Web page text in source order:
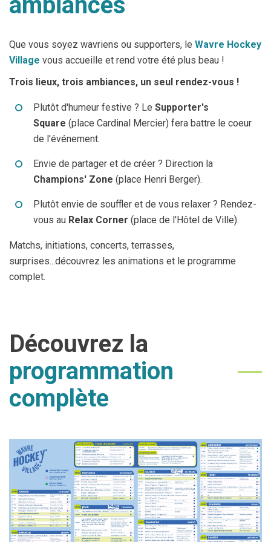
Que vous soyez wavriens ou supporters, le Wavre Hockey
Village vous accueille et rend votre été plus beau !
Trois lieux, trois ambiances, un seul rendez-vous !
Plutôt d'humeur festive ? Le Supporter's
Square (place Cardinal Mercier) fera battre le coeur
de l'événement.
Envie de partager et de créer ? Direction la
Champions' Zone (place Henri Berger).
Plutôt envie de souffler et de vous relaxer ? Rendez-
vous au Relax Corner (place de l'Hôtel de Ville).
Matchs, initiations, concerts, terrasses,
surprises...découvrez les animations et le programme
complet.
Découvrez la
programmation
complète